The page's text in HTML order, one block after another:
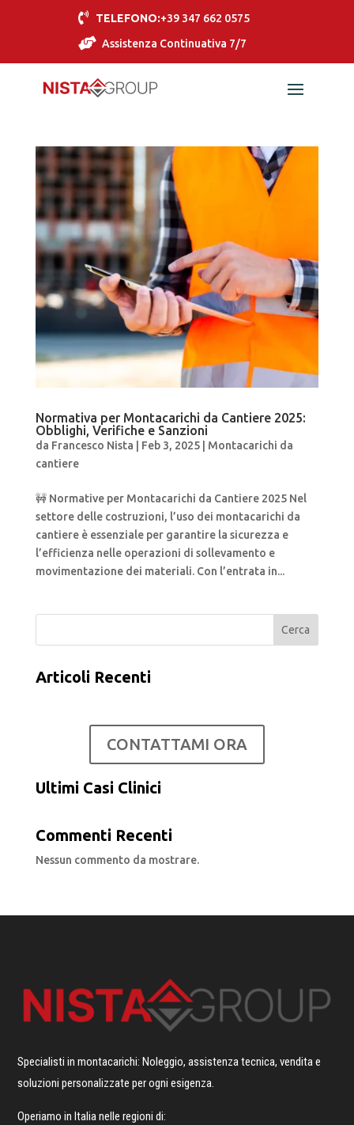
 TELEFONO:+39 347 662 0575
 Assistenza Continuativa 7/7
Normativa per Montacarichi da Cantiere 2025:
Obblighi, Verifiche e Sanzioni
da Francesco Nista Feb 3, 2025| Montacarichi da
cantiere
🚧 Normative per Montacarichi da Cantiere 2025 Nel
settore delle costruzioni, l’uso dei montacarichi da
cantiere è essenziale per garantire la sicurezza e
l’efficienza nelle operazioni di sollevamento e
movimentazione dei materiali. Con l’entrata in...
Cerca
Articoli Recenti
CONTATTAMI ORA
Ultimi Casi Clinici
Commenti Recenti
Nessun commento da mostrare.
Specialisti in montacarichi: Noleggio, assistenza tecnica, vendita e
soluzioni personalizzate per ogni esigenza.
Operiamo in Italia nelle regioni di: